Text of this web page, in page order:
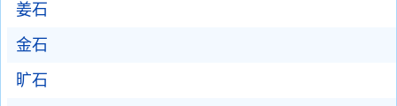
姜石
金石
旷石